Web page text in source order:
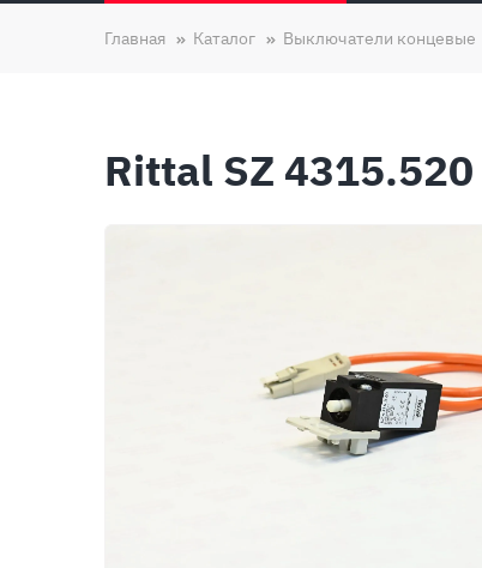
Главная Каталог Выключатели концевые
Rittal SZ 4315.520